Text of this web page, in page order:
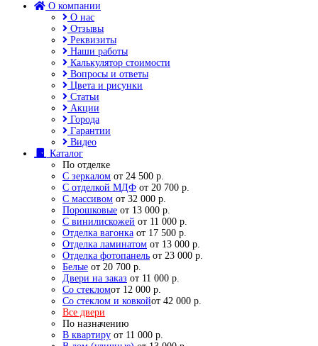
О компании
О нас
Отзывы
Реквизиты
Наши работы
Калькулятор стоимости
Вопросы и ответы
Цвета и рисунки
Статьи
Акции
Города
Гарантии
Видео
Каталог
По отделке
С зеркалом от 24 500 р.
С отделкой МДФ от 20 700 р.
С массивом от 32 000 р.
Порошковые от 13 000 р.
С винилискожей от 11 000 р.
Отделка вагонка от 17 500 р.
Отделка ламинатом от 13 000 р.
Отделка фотопанель от 23 000 р.
Белые от 20 700 р.
Двери на заказ от 11 000 р.
Со стекломот 12 000 р.
Со стеклом и ковкойот 42 000 р.
Все двери
По назначению
В квартиру от 11 000 р.